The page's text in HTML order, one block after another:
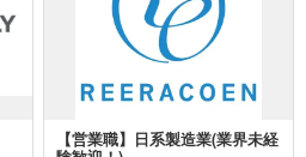
【営業職】日系製造業(業界未経